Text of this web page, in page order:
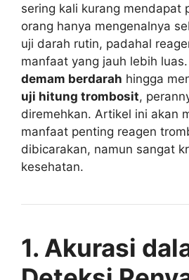
sering kali kurang mendapat
orang hanya mengenalnya
uji darah rutin, padahal
manfaat yang jauh lebih luas.
demam berdarah hingga
uji hitung trombosit,
diremehkan. Artikel ini akan
manfaat penting reagen
dibicarakan, namun sangat
kesehatan.
1. Akurasi